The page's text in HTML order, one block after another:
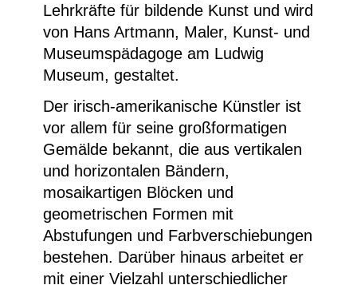
Lehrkräfte für bildende Kunst und wird
von Hans Artmann, Maler, Kunst- und
Museumspädagoge am Ludwig
Museum, gestaltet.
Der irisch-amerikanische Künstler ist
vor allem für seine großformatigen
Gemälde bekannt, die aus vertikalen
und horizontalen Bändern,
mosaikartigen Blöcken und
geometrischen Formen mit
Abstufungen und Farbverschiebungen
bestehen. Darüber hinaus arbeitet er
mit einer Vielzahl unterschiedlicher